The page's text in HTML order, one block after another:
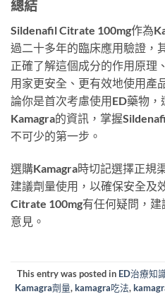
總結
Sildenafil Citrate 100mg作為
過二十多年的臨床應用驗證，
正確了解這個成分的作用原理
用家更安全、更有效地使用產
論你是首次考慮使用ED藥物
Kamagra的資訊，掌握
不可少的第一步。
選購Kamagra時切記選擇正規
建議劑量使用，以確保安全及
Citrate 100mg有任何疑問，
意見。
This entry was posted in ED治療知
Kamagra劑量,kamagra吃法,